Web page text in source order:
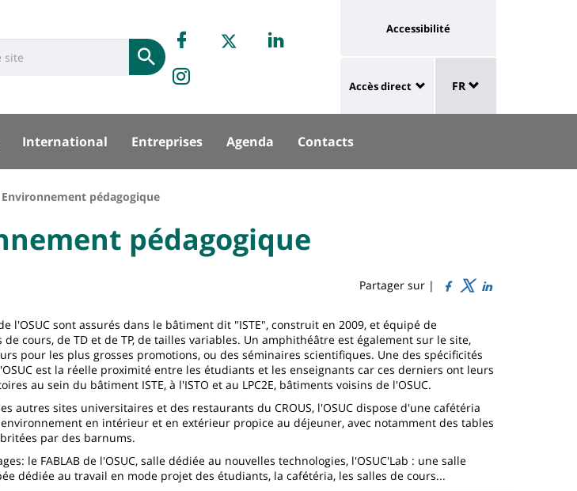
Soumettre
Réseaux
sociaux
Retrouvez-
sur
Facebook
Retrouvez
sur
Twitter
Université
lien
vers
page
accessibilité
Accessibilité
University
:
links
Accès direct de
langue
FR
International Entreprises Agenda Contacts
Environnement pédagogique
pédagogique
Partager sur |
l'OSUC sont assurés dans le bâtiment dit "ISTE", construit en 2009, et équipé de
de cours, de TD et de TP, de tailles variables. Un amphithéâtre est également sur le site,
pour les plus grosses promotions, ou des séminaires scientifiques. Une des spécificités
est la réelle proximité entre les étudiants et les enseignants car ces derniers ont leurs
au sein du bâtiment ISTE, à l'ISTO et au LPC2E, bâtiments voisins de l'OSUC.
autres sites universitaires et des restaurants du CROUS, l'OSUC dispose d'une cafétéria
environnement en intérieur et en extérieur propice au déjeuner, avec notamment des tables
par des barnums.
le FABLAB de l'OSUC, salle dédiée au nouvelles technologies, l'OSUC'Lab : une salle
dédiée au travail en mode projet des étudiants, la cafétéria, les salles de cours...